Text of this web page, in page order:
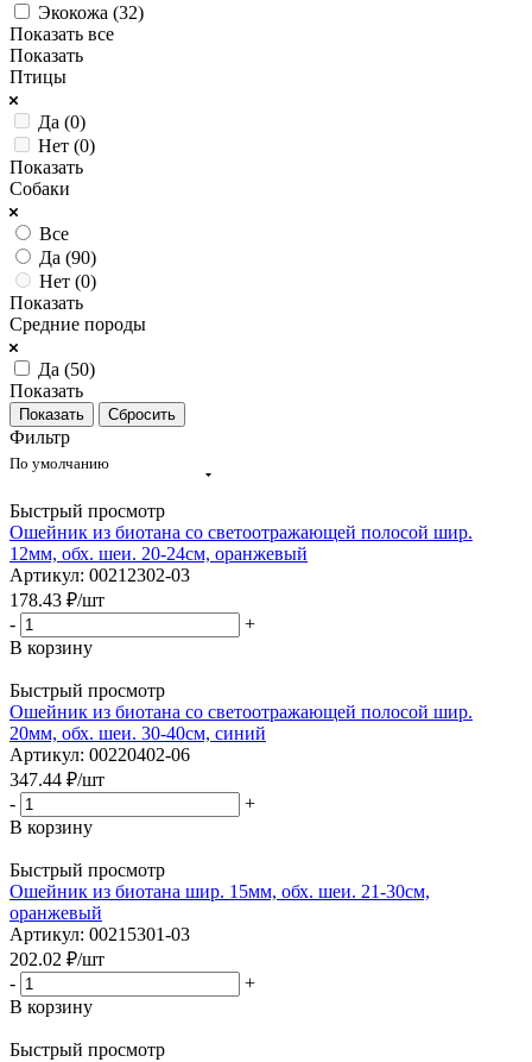
Экокожа (32)
Показать все
Показать
Птицы
Да (0)
Нет (0)
Показать
Собаки
Все
Да (90)
Нет (0)
Показать
Средние породы
Да (50)
Показать
Сбросить
Фильтр
По умолчанию
Быстрый просмотр
Ошейник из биотана со светоотражающей полосой шир.
12мм, обх. шеи. 20-24см, оранжевый
Артикул: 00212302-03
178.43 ₽/шт
-
+
В корзину
Быстрый просмотр
Ошейник из биотана со светоотражающей полосой шир.
20мм, обх. шеи. 30-40см, синий
Артикул: 00220402-06
347.44 ₽/шт
-
+
В корзину
Быстрый просмотр
Ошейник из биотана шир. 15мм, обх. шеи. 21-30см,
оранжевый
Артикул: 00215301-03
202.02 ₽/шт
-
+
В корзину
Быстрый просмотр